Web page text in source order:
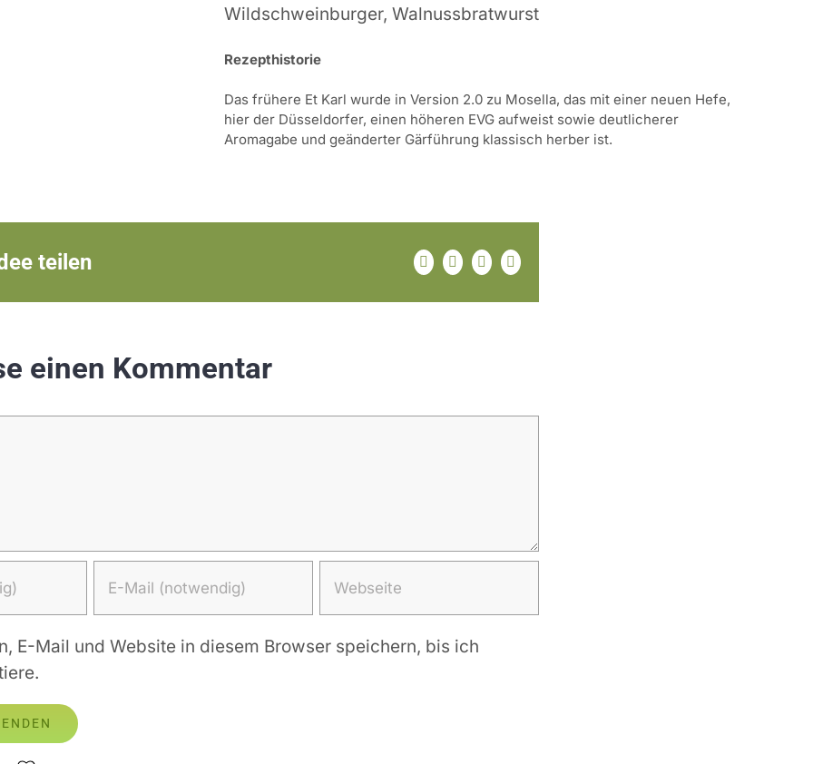
Wildschweinburger, Walnussbratwurst
Rezepthistorie
Das frühere Et Karl wurde in Version 2.0 zu Mosella, das mit einer neuen Hefe,
hier der Düsseldorfer, einen höheren EVG aufweist sowie deutlicherer
Aromagabe und geänderter Gärführung klassisch herber ist.
teilen Facebook
X Pinterest
E-
einen Kommentar
E-Mail und Website in diesem Browser speichern, bis ich